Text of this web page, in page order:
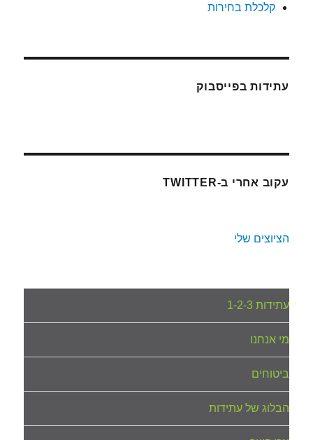
קלכלת בחירות
עתידות בפייסבוק
עקוב אחרי ב-TWITTER
הציוצים שלי
עתידות 1-2-3
מי אנחנו
ביטוחים
הבלוג של עתידות